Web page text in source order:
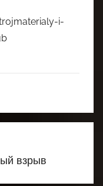
i-
взрыв